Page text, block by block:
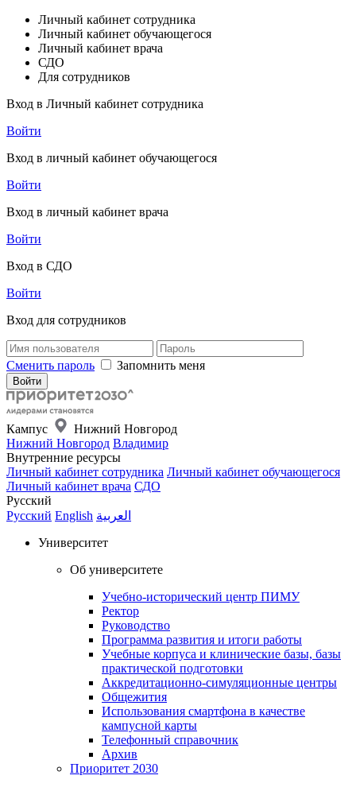
Личный кабинет сотрудника
Личный кабинет обучающегося
Личный кабинет врача
СДО
Для сотрудников
Вход в Личный кабинет сотрудника
Войти
Вход в личный кабинет обучающегося
Войти
Вход в личный кабинет врача
Войти
Вход в СДО
Войти
Вход для сотрудников
Сменить пароль Запомнить меня
Кампус
Нижний Новгород
Нижний Новгород Владимир
Внутренние ресурсы
Личный кабинет сотрудника Личный кабинет обучающегося
Личный кабинет врача СДО
Русский
Русский English العربية
Университет
Об университете
Учебно-исторический центр ПИМУ
Ректор
Руководство
Программа развития и итоги работы
Учебные корпуса и клинические базы, базы
практической подготовки
Аккредитационно-симуляционные центры
Общежития
Использования смартфона в качестве
кампусной карты
Телефонный справочник
Архив
Приоритет 2030